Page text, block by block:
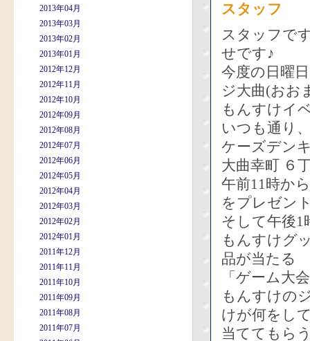
2013年04月
2013年03月
2013年02月
2013年01月
2012年12月
2012年11月
2012年10月
2012年09月
2012年08月
2012年07月
2012年06月
2012年05月
2012年04月
2012年03月
2012年02月
2012年01月
2011年12月
2011年11月
2011年10月
2011年09月
2011年08月
2011年07月
スタッフ
スタッフで
せです♪
今度の日曜
ジ大曲(おお
もんすけイ
いつも通り
ケーズデン
大曲幸町 ６
午前11時か
をプレゼン
そして午後1
もんすけグ
品が当たる
「ゲーム大
もんすけの
けが何をし
当ててもら